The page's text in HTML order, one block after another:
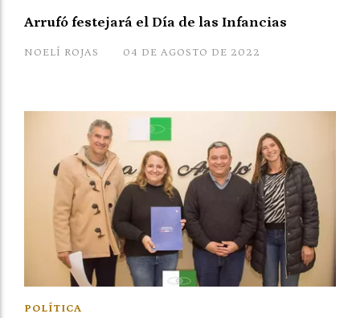
Arrufó festejará el Día de las Infancias
NOELÍ ROJAS 04 DE AGOSTO DE 2022
POLÍTICA